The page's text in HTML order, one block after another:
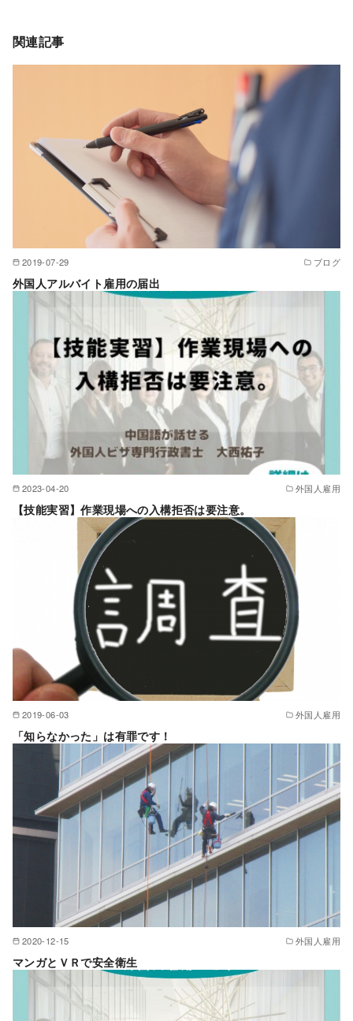
関連記事
2019-07-29 ブログ
外国人アルバイト雇用の届出
2023-04-20 外国人雇用
【技能実習】作業現場への入構拒否は要注意。
2019-06-03 外国人雇用
「知らなかった」は有罪です！
2020-12-15 外国人雇用
マンガとＶＲで安全衛生